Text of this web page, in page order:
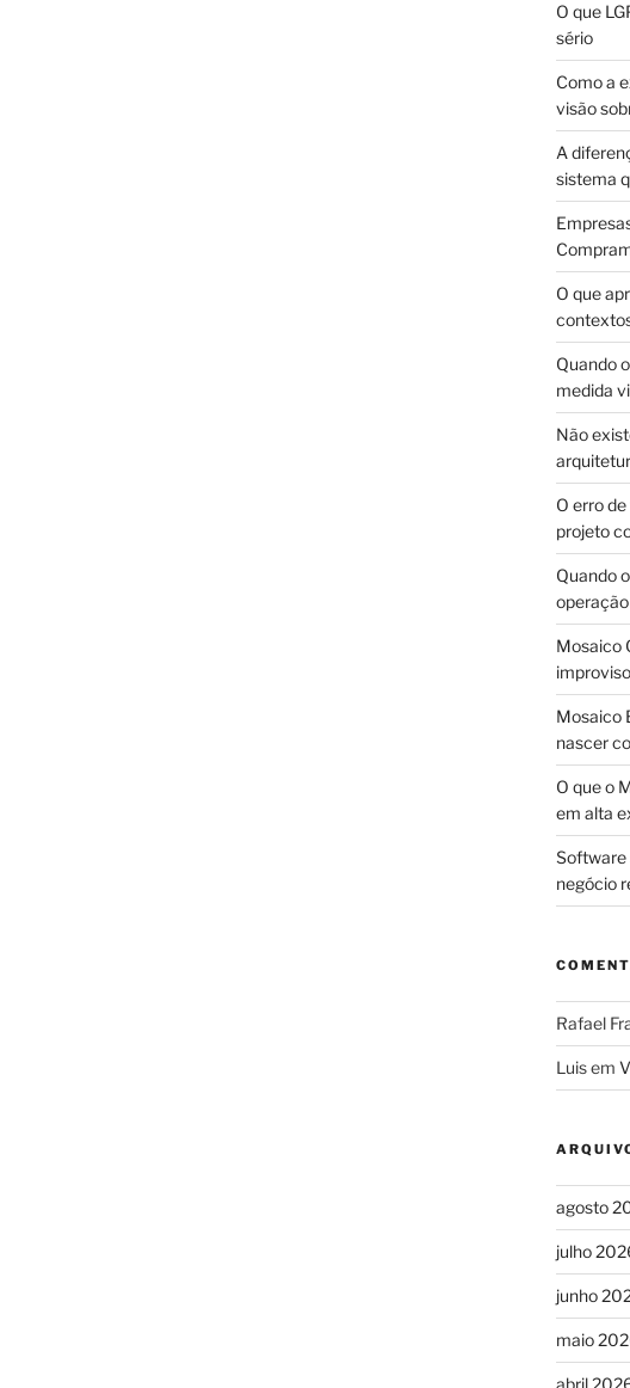
O que
sério
Como a
visão
A
sistema
O que
Quando
medida
Não
O erro
projeto
Quando
Mosaico
improviso
Mosaico
nascer
O que o
em alta
Software
negócio
Rafael
Luisem
agosto
julho
junho
maio